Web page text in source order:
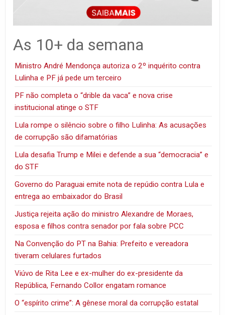
As 10+ da semana
Ministro André Mendonça autoriza o 2º inquérito contra
Lulinha e PF já pede um terceiro
PF não completa o “drible da vaca” e nova crise
institucional atinge o STF
Lula rompe o silêncio sobre o filho Lulinha: As acusações
de corrupção são difamatórias
Lula desafia Trump e Milei e defende a sua “democracia” e
do STF
Governo do Paraguai emite nota de repúdio contra Lula e
entrega ao embaixador do Brasil
Justiça rejeita ação do ministro Alexandre de Moraes,
esposa e filhos contra senador por fala sobre PCC
Na Convenção do PT na Bahia: Prefeito e vereadora
tiveram celulares furtados
Viúvo de Rita Lee e ex-mulher do ex-presidente da
República, Fernando Collor engatam romance
O “espírito crime”: A gênese moral da corrupção estatal